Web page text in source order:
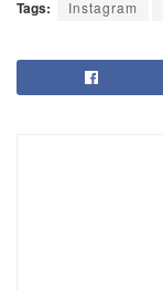
Tags: Instagram